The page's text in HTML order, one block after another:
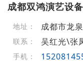
成都双鸿演艺设
地址： 成都市龙
联系： 吴红光\张
手机：